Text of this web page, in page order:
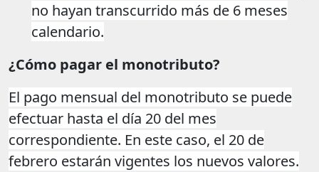
no hayan transcurrido más de 6 meses
calendario.
¿Cómo pagar el monotributo?
El pago mensual del monotributo se puede
efectuar hasta el día 20 del mes
correspondiente. En este caso, el 20 de
febrero estarán vigentes los nuevos valores.